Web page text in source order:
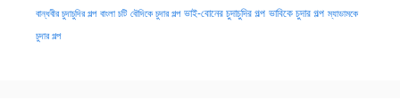
বান্ধবীর চুদাচুদির গল্প বাংলা চটি বৌদিকে চুদার গল্প ভাই-বোনের চুদাচুদির গল্প ভাবিকে চুদার গল্প ম্যাডামকে
চুদার গল্প